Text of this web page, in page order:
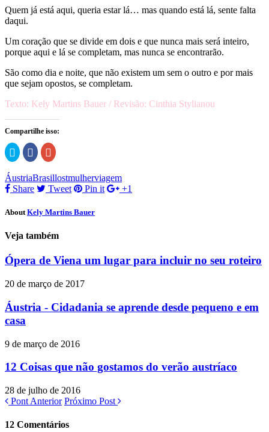
Quem já está aqui, queria estar lá… mas quando está lá, sente falta
daqui.
Um coração que se divide em dois e que nunca mais será inteiro,
porque aqui e lá se completam, mas nunca se encontrarão.
São como dia e noite, que não existem um sem o outro e por mais
que sejam opostos, se completam.
Texto: Kely Martins Bauer / Revisão: Cinthia Stylianou
Compartilhe isso:
Clique
para
compartilhar
Twitter(abre
em
nova
Clique
para
compartilhar
Facebook(abre
em
nova
Compartilhe
no
em
nova
janela)
ÁustriaBrasillostmulherviagem
Share
Tweet Pin it +1
About Kely Martins Bauer
Veja também
Ópera de Viena um lugar para incluir no seu roteiro
20 de março de 2017
Áustria - Cidadania se aprende desde pequeno e em
casa
9 de março de 2016
12 Coisas que não gostamos do verão austríaco
28 de julho de 2016
Pont Anterior Próximo Post
12 Comentários